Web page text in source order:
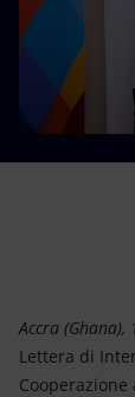
Accra
Lettera di